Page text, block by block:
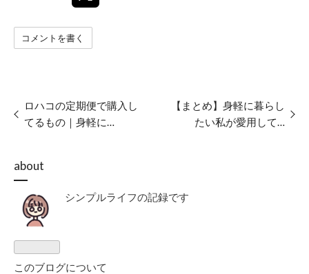
コメントを書く
ロハコの定期便で購入し
てるもの｜身軽に…
【まとめ】身軽に暮らし
たい私が愛用して…
about
シンプルライフの記録です
このブログについて